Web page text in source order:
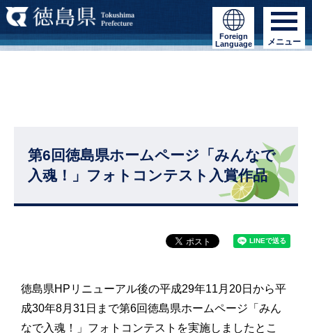
Foreign
Language
メニュー
第6回徳島県ホームページ「みんなで
入魂！」フォトコンテスト入賞作品
徳島県HPリニューアル後の平成29年11月20日から平
成30年8月31日まで第6回徳島県ホームページ「みん
なで入魂！」フォトコンテストを実施しましたとこ